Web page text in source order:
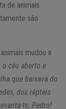
de animais
são
mudou a
o céu aberto e
que baixava do
dos répteis
te, Pedro!